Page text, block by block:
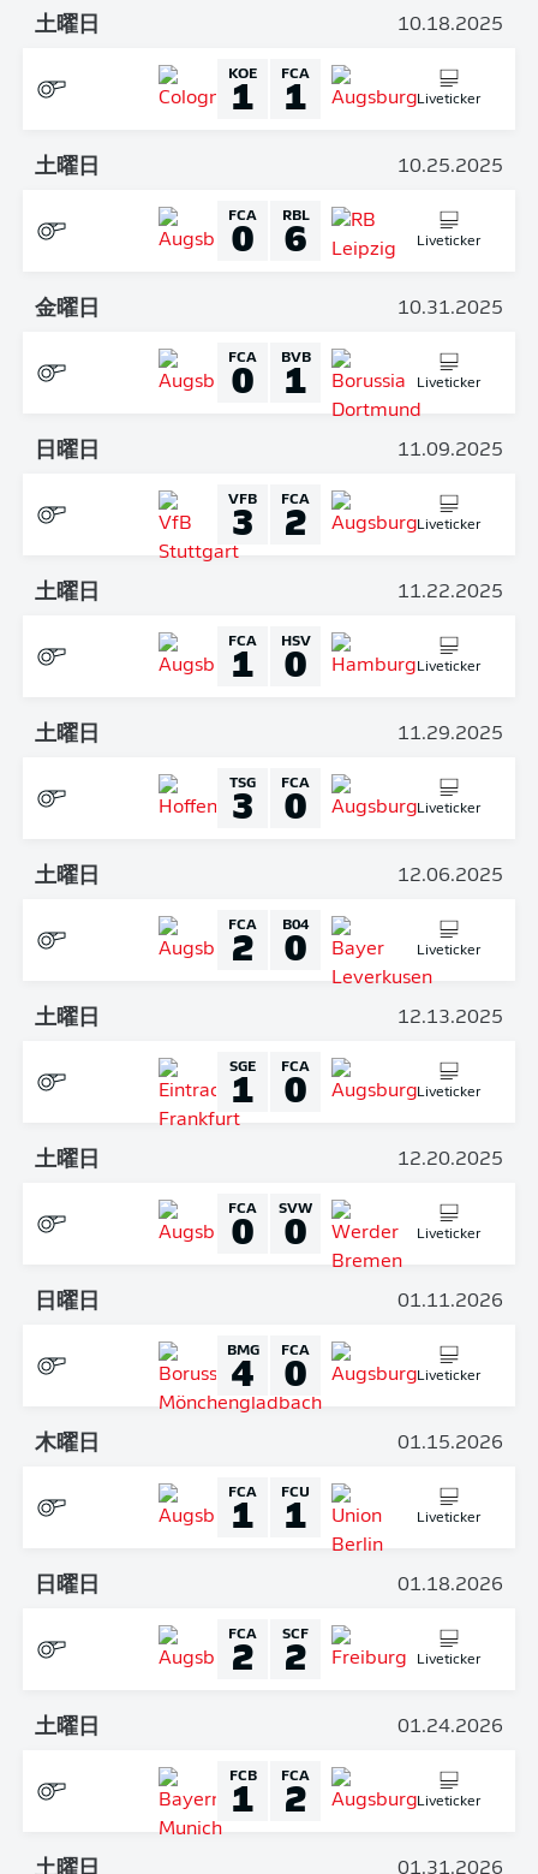
土曜日 10.18.2025
KOE
1 FCA
1 Liveticker
土曜日 10.25.2025
FCA
0 RBL
6 Liveticker
金曜日 10.31.2025
FCA
0 BVB
1 Liveticker
日曜日 11.09.2025
VFB
3 FCA
2 Liveticker
土曜日 11.22.2025
FCA
1 HSV
0 Liveticker
土曜日 11.29.2025
TSG
3 FCA
0 Liveticker
土曜日 12.06.2025
FCA
2 B04
0 Liveticker
土曜日 12.13.2025
SGE
1 FCA
0 Liveticker
土曜日 12.20.2025
FCA
0 SVW
0 Liveticker
日曜日 01.11.2026
BMG
4 FCA
0 Liveticker
木曜日 01.15.2026
FCA
1 FCU
1 Liveticker
日曜日 01.18.2026
FCA
2 SCF
2 Liveticker
土曜日 01.24.2026
FCB
1 FCA
2 Liveticker
土曜日 01.31.2026